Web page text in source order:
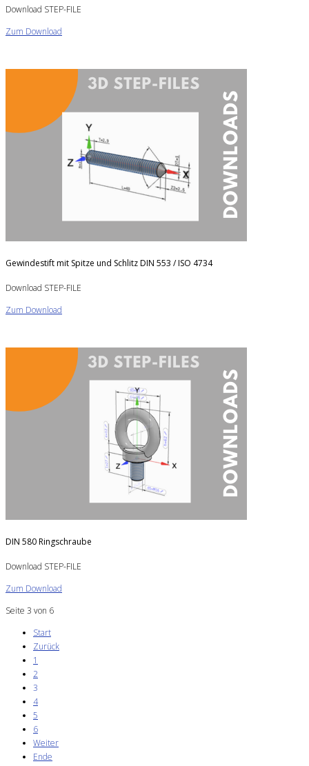
Download STEP-FILE
Zum Download
Gewindestift mit Spitze und Schlitz DIN 553 / ISO 4734
Download STEP-FILE
Zum Download
DIN 580 Ringschraube
Download STEP-FILE
Zum Download
Seite 3 von 6
Start
Zurück
1
2
3
4
5
6
Weiter
Ende